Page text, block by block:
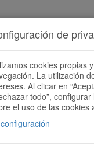
de
cookies propias
La utilización
Al clicar en
todo”,
el uso de las cookies